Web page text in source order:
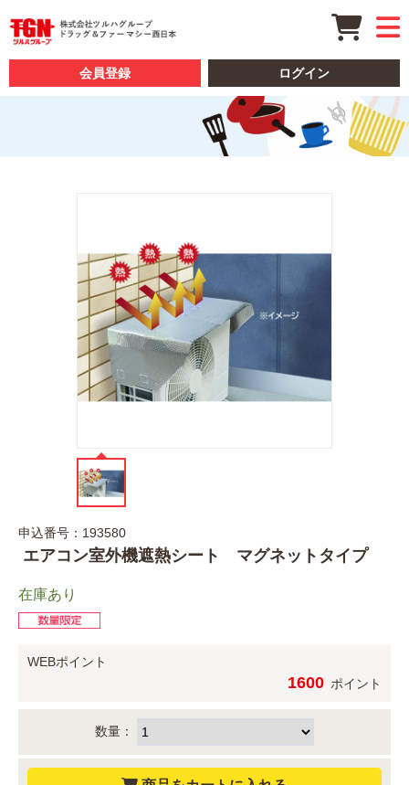
会員登録 ログイン
申込番号：193580
エアコン室外機遮熱シート マグネットタイプ
在庫あり
WEBポイント
1600 ポイント
数量：